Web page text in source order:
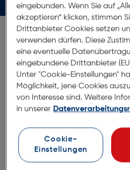
Lehre
Optik bei Hartlauer –
eingebunden. Wenn Sie auf
akzeptieren“ klicken, stimmen
Drittanbieter Cookies setzen
verwenden dürfen. Diese
eine eventuelle
eingebundene Drittanbieter
Unter "Cookie-Einstellungen"
Möglichkeit, jene Cookies
von Interesse sind. Weitere
in unserer
Cookie-
Einstellungen